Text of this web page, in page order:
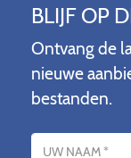
BLIJF OP
Ontvang de
nieuwe
bestanden.
Name